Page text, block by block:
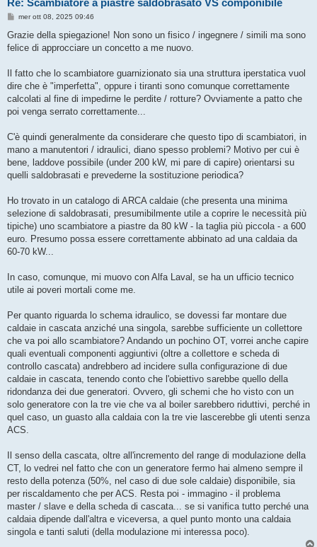
Re: Scambiatore a piastre saldobrasato VS componibile
M
s
a
i
o
mer ott 08, 2025 09:46
Grazie della spiegazione! Non sono un fisico / ingegnere / simili ma sono
felice di approcciare un concetto a me nuovo.
Il fatto che lo scambiatore guarnizionato sia una struttura iperstatica vuol
dire che è "imperfetta", oppure i tiranti sono comunque correttamente
calcolati al fine di impedirne le perdite / rotture? Ovviamente a patto che
poi venga serrato correttamente...
C'è quindi generalmente da considerare che questo tipo di scambiatori, in
mano a manutentori / idraulici, diano spesso problemi? Motivo per cui è
bene, laddove possibile (under 200 kW, mi pare di capire) orientarsi su
quelli saldobrasati e prevederne la sostituzione periodica?
Ho trovato in un catalogo di ARCA caldaie (che presenta una minima
selezione di saldobrasati, presumibilmente utile a coprire le necessità più
tipiche) uno scambiatore a piastre da 80 kW - la taglia più piccola - a 600
euro. Presumo possa essere correttamente abbinato ad una caldaia da
60-70 kW...
In caso, comunque, mi muovo con Alfa Laval, se ha un ufficio tecnico
utile ai poveri mortali come me.
Per quanto riguarda lo schema idraulico, se dovessi far montare due
caldaie in cascata anziché una singola, sarebbe sufficiente un collettore
che va poi allo scambiatore? Andando un pochino OT, vorrei anche capire
quali eventuali componenti aggiuntivi (oltre a collettore e scheda di
controllo cascata) andrebbero ad incidere sulla configurazione di due
caldaie in cascata, tenendo conto che l'obiettivo sarebbe quello della
ridondanza dei due generatori. Ovvero, gli schemi che ho visto con un
solo generatore con la tre vie che va al boiler sarebbero riduttivi, perché in
quel caso, un guasto alla caldaia con la tre vie lascerebbe gli utenti senza
ACS.
Il senso della cascata, oltre all'incremento del range di modulazione della
CT, lo vedrei nel fatto che con un generatore fermo hai almeno sempre il
resto della potenza (50%, nel caso di due sole caldaie) disponibile, sia
per riscaldamento che per ACS. Resta poi - immagino - il problema
master / slave e della scheda di cascata... se si vanifica tutto perché una
caldaia dipende dall'altra e viceversa, a quel punto monto una caldaia
singola e tanti saluti (della modulazione mi interessa poco).